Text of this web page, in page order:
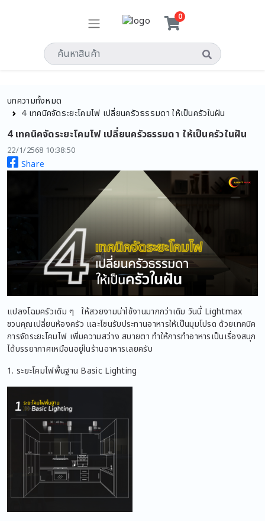
0
บทความทั้งหมด
4 เทคนิคจัดระยะโคมไฟ เปลี่ยนครัวธรรมดา ให้เป็นครัวในฝัน
4 เทคนิคจัดระยะโคมไฟ เปลี่ยนครัวธรรมดา ให้เป็นครัวในฝัน
22/1/2568 10:38:50
Share
แปลงโฉมครัวเดิม ๆ ให้สวยงามน่าใช้งานมากกว่าเดิม วันนี้ Lightmax
ชวนคุณเปลี่ยนห้องครัว และโซนรับประทานอาหารให้เป็นมุมโปรด ด้วยเทคนิค
การจัดระยะโคมไฟ เพิ่มความสว่าง สบายตา ทำให้การทำอาหารเป็นเรื่องสนุก
ได้บรรยากาศเหมือนอยู่ในร้านอาหารเลยครับ
1. ระยะโคมไฟพื้นฐาน Basic Lighting